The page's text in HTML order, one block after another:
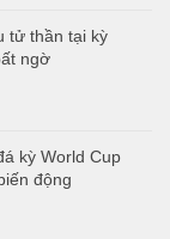
tử thần tại kỳ
ngờ
kỳ World Cup
động